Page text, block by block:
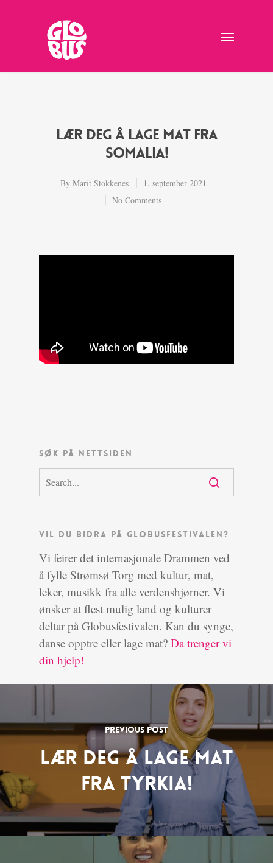
Lær deg å lage mat fra
Somalia!
By Marit Stokkenes
1. september 2021
No Comments
SØK PÅ NETTSIDEN
VIL DU BIDRA PÅ GLOBUSFESTIVALEN?
Vi feirer det internasjonale Drammen ved
å fylle Strømsø Torg med kultur, mat,
leker, musikk fra alle verdenshjørner. Vi
ønsker at flest mulig land og kulturer
deltar på Globusfestivalen. Kan du synge,
danse opptre eller lage mat? Da trenger vi
din hjelp!
Previous Post
Lær deg å lage mat
fra Tyrkia!